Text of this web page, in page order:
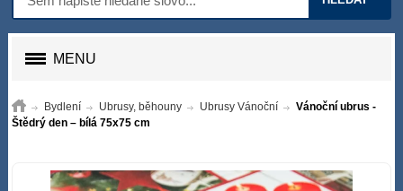
MENU
Bydlení Ubrusy, běhouny Ubrusy Vánoční
Vánoční ubrus -
Štědrý den – bílá 75x75 cm